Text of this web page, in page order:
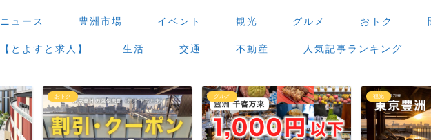
ニュース 豊洲市場 イベント 観光 グルメ おトク
【とよすと求人】 生活 交通 不動産 人気記事ランキング
グルメ 観光 グルメ